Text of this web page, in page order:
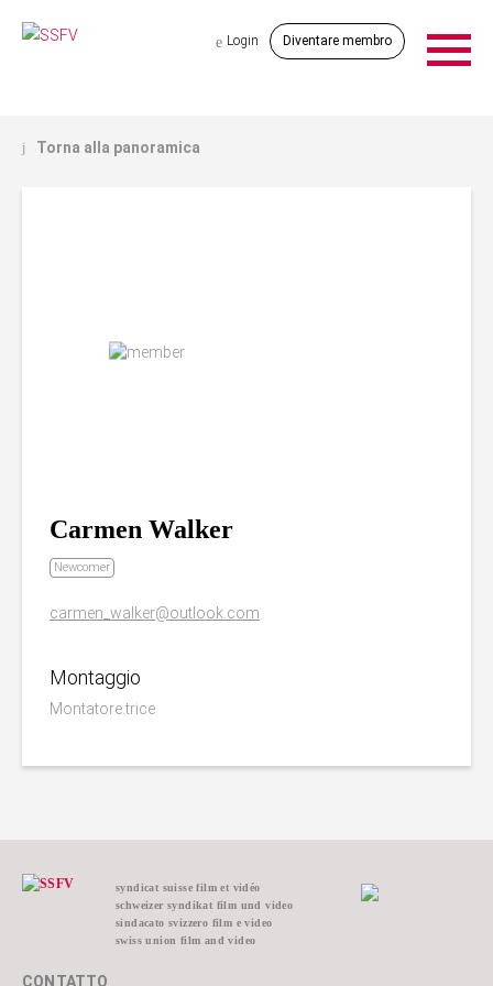
e Login Diventare membro
j Torna alla panoramica
Carmen Walker
Newcomer
carmen_walker@outlook.com
Montaggio
Montatore.trice
syndicat suisse film et vidéo
schweizer syndikat film und video
sindacato svizzero film e video
swiss union film and video
CONTATTO